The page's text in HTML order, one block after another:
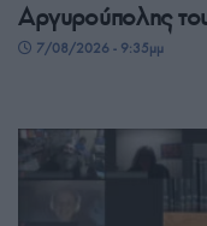
Αργυρούπολης
7/08/2026 - 9:35μμ